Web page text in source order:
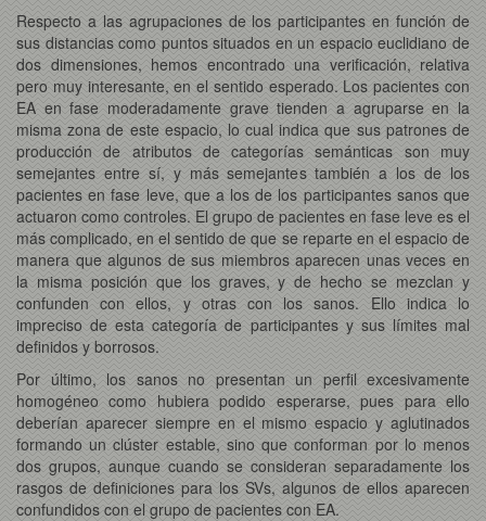
Respecto a las agrupaciones de los participantes en función de
sus distancias como puntos situados en un espacio euclidiano de
dos dimensiones, hemos encontrado una verificación, relativa
pero muy interesante, en el sentido esperado. Los pacientes con
EA en fase moderadamente grave tienden a agruparse en la
misma zona de este espacio, lo cual indica que sus patrones de
producción de atributos de categorías semánticas son muy
semejantes entre sí, y más semejantes también a los de los
pacientes en fase leve, que a los de los participantes sanos que
actuaron como controles. El grupo de pacientes en fase leve es el
más complicado, en el sentido de que se reparte en el espacio de
manera que algunos de sus miembros aparecen unas veces en
la misma posición que los graves, y de hecho se mezclan y
confunden con ellos, y otras con los sanos. Ello indica lo
impreciso de esta categoría de participantes y sus límites mal
definidos y borrosos.
Por último, los sanos no presentan un perfil excesivamente
homogéneo como hubiera podido esperarse, pues para ello
deberían aparecer siempre en el mismo espacio y aglutinados
formando un clúster estable, sino que conforman por lo menos
dos grupos, aunque cuando se consideran separadamente los
rasgos de definiciones para los SVs, algunos de ellos aparecen
confundidos con el grupo de pacientes con EA.